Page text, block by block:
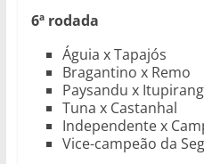
6ª rodada
Águia x Tapajós
Bragantino x Remo
Paysandu x
Tuna x Castanhal
Independente x
Vice-campeão da